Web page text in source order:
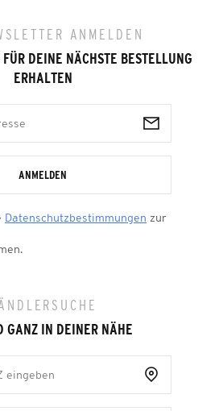
ANMELDEN
FÜR DEINE NÄCHSTE BESTELLUNG
ERHALTEN
ANMELDEN
Datenschutzbestimmungen zur
GANZ IN DEINER NÄHE